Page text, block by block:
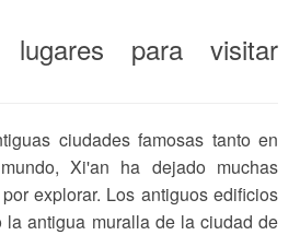
lugares para visitar
ciudades famosas tanto en
Xi'an ha dejado muchas
explorar. Los antiguos edificios
la antigua muralla de la ciudad de